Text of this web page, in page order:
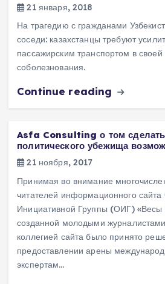
21 января, 2018
На трагедию с гражданами
соседи: казахстанцы требуют
пассажирским транспортом в
соболезнования.
Continue reading
Asfa Consulting о том
политического убежища
21 ноября, 2017
Принимая во внимание
читателей информационного
Инициативной Группы (ОИГ) «Весы
созданной молодыми
коллегией сайта было принято
предоставлении арены
экспертам…